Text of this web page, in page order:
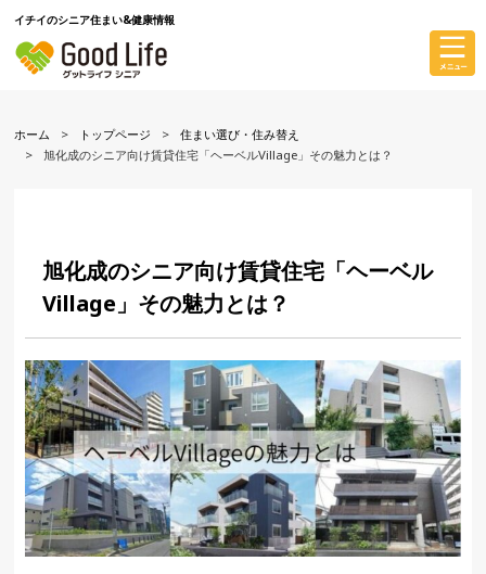
イチイのシニア住まい&健康情報
ホーム トップページ
住まい選び・住み替え
旭化成のシニア向け賃貸住宅「ヘーベルVillage」その魅力とは？
旭化成のシニア向け賃貸住宅「ヘーベル
Village」その魅力とは？